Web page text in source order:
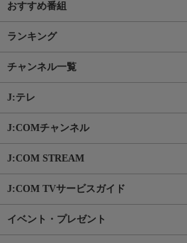
おすすめ番組
ランキング
チャンネル一覧
J:テレ
J:COMチャンネル
J:COM STREAM
J:COM TVサービスガイド
イベント・プレゼント